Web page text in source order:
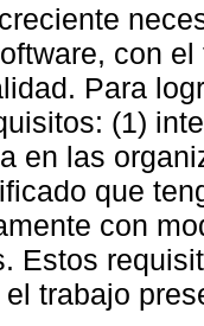
con
Para
(1)
en las
que
con
Estos
trabajo